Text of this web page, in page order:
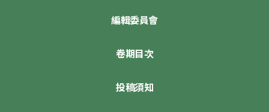
編輯委員會
卷期目次
投稿須知